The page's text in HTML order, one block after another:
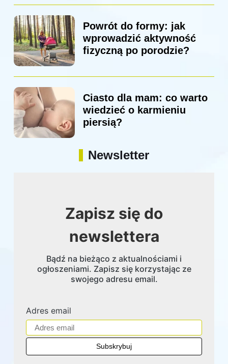
Powrót do formy: jak
wprowadzić aktywność
fizyczną po porodzie?
Ciasto dla mam: co warto
wiedzieć o karmieniu
piersią?
Newsletter
Zapisz się do
newslettera
Bądź na bieżąco z aktualnościami i
ogłoszeniami. Zapisz się korzystając ze
swojego adresu email.
Adres email